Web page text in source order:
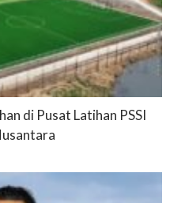
di Pusat Latihan PSSI